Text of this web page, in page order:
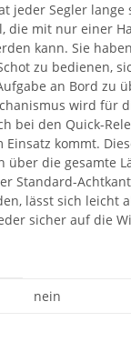
jeder Segler lange
die mit nur einer
kann. Sie
zu bedienen,
an Bord zu
wird für
bei den Quick-
Einsatz kommt.
über die gesamte
Standard-
lässt sich leicht
sicher auf die
nein